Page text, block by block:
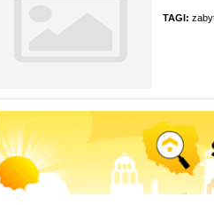
TAGI: